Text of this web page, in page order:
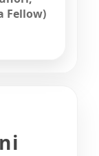
Fellow)